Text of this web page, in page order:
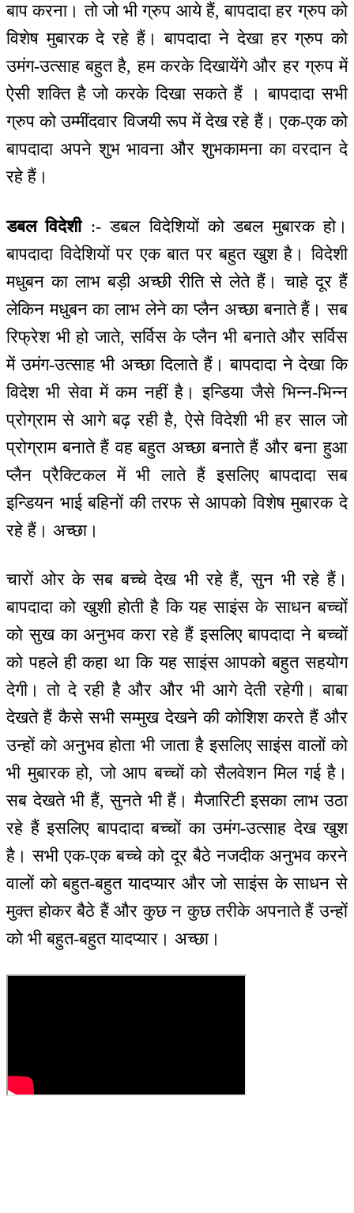
बाप करना। तो जो भी ग्रुप आये हैं, बापदादा हर ग्रुप को
विशेष मुबारक दे रहे हैं। बापदादा ने देखा हर ग्रुप को
उमंग-उत्साह बहुत है, हम करके दिखायेंगे और हर ग्रुप में
ऐसी शक्ति है जो करके दिखा सकते हैं । बापदादा सभी
ग्रुप को उम्मींदवार विजयी रूप में देख रहे हैं। एक-एक को
बापदादा अपने शुभ भावना और शुभकामना का वरदान दे
रहे हैं।
डबल विदेशी:- डबल विदेशियों को डबल मुबारक हो।
बापदादा विदेशियों पर एक बात पर बहुत खुश है। विदेशी
मधुबन का लाभ बड़ी अच्छी रीति से लेते हैं। चाहे दूर हैं
लेकिन मधुबन का लाभ लेने का प्लैन अच्छा बनाते हैं। सब
रिफ्रेश भी हो जाते, सर्विस के प्लैन भी बनाते और सर्विस
में उमंग-उत्साह भी अच्छा दिलाते हैं। बापदादा ने देखा कि
विदेश भी सेवा में कम नहीं है। इन्डिया जैसे भिन्न-भिन्न
प्रोग्राम से आगे बढ़ रही है, ऐसे विदेशी भी हर साल जो
प्रोग्राम बनाते हैं वह बहुत अच्छा बनाते हैं और बना हुआ
प्लैन प्रैक्टिकल में भी लाते हैं इसलिए बापदादा सब
इन्डियन भाई बहिनों की तरफ से आपको विशेष मुबारक दे
रहे हैं। अच्छा।
चारों ओर के सब बच्चे देख भी रहे हैं, सुन भी रहे हैं।
बापदादा को खुशी होती है कि यह साइंस के साधन बच्चों
को सुख का अनुभव करा रहे हैं इसलिए बापदादा ने बच्चों
को पहले ही कहा था कि यह साइंस आपको बहुत सहयोग
देगी। तो दे रही है और और भी आगे देती रहेगी। बाबा
देखते हैं कैसे सभी सम्मुख देखने की कोशिश करते हैं और
उन्हों को अनुभव होता भी जाता है इसलिए साइंस वालों को
भी मुबारक हो, जो आप बच्चों को सैलवेशन मिल गई है।
सब देखते भी हैं, सुनते भी हैं। मैजारिटी इसका लाभ उठा
रहे हैं इसलिए बापदादा बच्चों का उमंग-उत्साह देख खुश
है। सभी एक-एक बच्चे को दूर बैठे नजदीक अनुभव करने
वालों को बहुत-बहुत यादप्यार और जो साइंस के साधन से
मुक्त होकर बैठे हैं और कुछ न कुछ तरीके अपनाते हैं उन्हों
को भी बहुत-बहुत यादप्यार। अच्छा।